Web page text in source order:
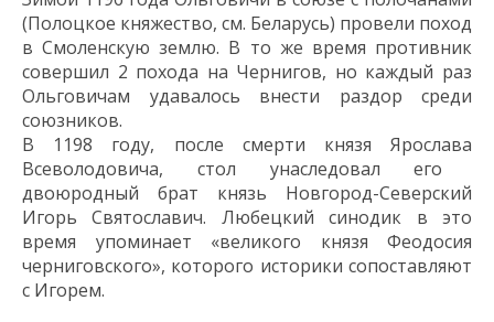
(Полоцкое княжество, см. Беларусь) провели поход
в Смоленскую землю. В то же время противник
совершил 2 похода на Чернигов, но каждый раз
Ольговичам удавалось внести раздор среди
союзников.
В 1198 году, после смерти князя Ярослава
Всеволодовича, стол унаследовал его
двоюродный брат князь Новгород-Северский
Игорь Святославич. Любецкий синодик в это
время упоминает «великого князя Феодосия
черниговского», которого историкисопоставляют
с Игорем.